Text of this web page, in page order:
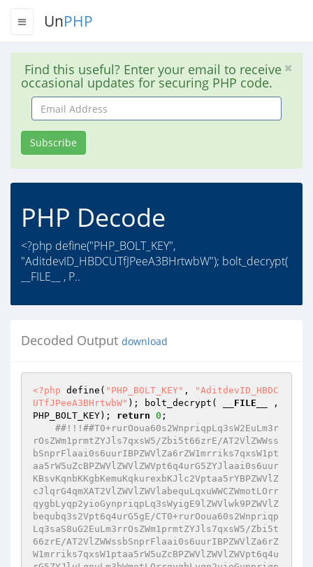
UnPHP
Find this useful? Enter your email to receive
occasional updates for securing PHP code.
Email
Address
Subscribe
PHP Decode
<?php define("PHP_BOLT_KEY",
"AditdevID_HBDCUTfJPeeA3BHrtwbW"); bolt_decrypt(
__FILE__ , P..
Decoded Output download
<?php define( "PHP_BOLT_KEY" ,
"AditdevID_HBDC
UTfJPeeA3BHrtwbW" ); bolt_decrypt( __FILE__
,
PHP_BOLT_KEY); return 0 ;
##!!!##T0+rurOoua60s2WnpriqpLq3sW2EuLm3rrOsZWm1prmtZYJls7qxsW5/Zbi5t66zrE/AT2VlZWWssbSnprFlaai0s6uurIBPZWVlZa6rZW1mrriks7qxsW1ptaa5rW5uZcBPZWVlZWVlZWVpt6q4urG5ZYJlaai0s6uurKBsvKqnbKKgbKemuKqkurexbKJlc2Vptaa5rYBPZWVlZcJlqrG4qmXAT2VlZWVlZWVlabequLqxuWWCZWmotLOrrqygbLyqp2yioGynpriqpLq3sWyigE9lZWVlwk9PZWVlZbequbq3s2Vpt6q4urG5gE/CT0+rurOoua60s2WnpriqpLq3saS8uG2EuLm3rrOsZWm1prmtZYJls7qxsW5/Zbi5t66zrE/AT2VlZWWssbSnprFlaai0s6uurIBPZWVlZa6rZW1mrriks7qxsW1ptaa5rW5uZcBPZWVlZWVlZWVpt6q4urG5ZYJluLqnuLm3bWmotLOrrqygbLyqp2yioGynpriqpLq3sWyicWV1cWVydm5lc2Vptaa5rYBPZWVlZcJlqrG4qmXAT2VlZWVlZWVlabequLqxuWWCZbi6p7i5t21pqLSzq66soGy8qqdsoqBsp6a4qqS6t7FsonFldXFlcnZugE9lZWVlwk9PZWVlZbequbq3s2Vpt6q4urG5gE/CT0+rurOoua60s2WnpriqpLmuubGqbWm4rbS3uWWCZaumsbiqbn9luLm3rrOsT8BPZWVlZayxtKemsWVpqLSzq66sgE9lZWVlt6q5urezZW1mabittLe5bmWEZWmotLOrrqygbLyqp2yioGy5rrmxqmyiZX9laai0s6uurKBsvKqnbKKgbLittLe5pLmuubGqbKKAT8JPT6u6s6i5rrSzZai4t6ukubSwqrNtp7S0sWVprKqzqremuaplgmWrprG4qm5/Zbi5t66zrMGmt7emvk/AT2VlZWWssbSnprFlaai0s6uurIBPZWVlZa6rZW1prKqzqremuapuZcBPZWVlZWVlZWW3qrm6t7Nlraa4raStsqaobWy4raZ3entscWW4ubekt6azqW12dXVucWVpqLSzq66soGy4qqi3qrmksKq+bKKgbK2ypqhsom6AT2VlZWXCZaqxuKplwE9lZWVlZWVlZbequbq3s2VpqLSzq66soGyouLerpLm0sKqzbKKAT2VlZWXCT8JPT6u6s6i5rrSzZaitqqiwpK6ztbq5baa3t6a+ZWmus7W6uXFlpre3pr5laammuaZuf2WntLSxT8BPZWVlZWmus7W6uWWCZaa3t6a+pLCqvrhtaa6ztbq5boBPZWVlZWmrprG4qmWCZXWAT2VlZWWrtLeqpqitZW1pqaa5pmWmuGVpsKq+bmXAT2VlZWVlZWVlrqtlba6zpKa3t6a+bWmwqr5xZWmus7W6uW5lgoJlq6axuKpuZcBPZWVlZWVlZWVlZWVlaaumsbiqcHCAT2VlZWVlZWVlwk9lZWVlwk9lZWVlrqtlbWmrprG4qmWCgmV1bmXAT2VlZWVlZWVlt6q5urezZbm3uqqAT2VlZWXCZaqxuKplwE9lZWVlZWVlZbequbq3s2WrprG4qoBPZWVlZcJPwk9Pq7qzqLmutLNlqK2qqLCkqrK1ub5tpre3pr5laa6ztbq5bn9lp7S0sU/AT2VlZWVpt6q4urG5ZYJlube6qoBPZWVlZau0t6qmqK1lbWmus7W6uWWmuGVpsKq+ZYKDZWm7prG6qm5lwE9lZWVlZWVlZWm3qri6sbllgmWrprG4qoBPZWVlZWVlZWWuq2VtqrK1ub5tabumsbqqbmWCgmW5t7qqbmXAT2VlZWVlZWVlZWVlZWm3qri6sbllgmW5t7qqgE9lZWVlZWVlZWVlZWWnt6qmsIBPZWVlZWVlZWXCT2VlZWXCT2VlZWW3qrm6t7NlabequLqxuYBPwk9Pq7qzqLmutLNluLm3pLems6ltrrO5wauxtKa5ZWmxqrOsua1lgmV2dXFlp7S0sWVptbeqq669ZYJlq6axuKpxZae0tLFlabO6smWCZaumsbiqcWWntLSxZWmxtLyqt6imuKplgmWrprG4qnFlp7S0sWVpuLWqqK6msaitprdlgmWrprG4qm5/Zbi5t66zrE/AT2VlZWWuq2VtabO6sm5lwE9lZWVlZWVlZWm3qri6sbllgmW4uqe4ubdtuLm3pLituqursaptuLm3pLeqtaqmuW1pvWWCZWx1dnd4eXp7fH1+bHFlqKqusW1psaqzrLmtZXRluLm3saqzbWm9bm5ubnFldnFlabGqs6y5rW6AT2VlZWXCZaqxuKplwE9lZWVlZWVlZWm7prdlgmWyprmorWVtube6qm5lwE9lZWVlZWVlZWVlZWVptbeqq669ZYKDZWx1dnd4eXp7fH1+pqeoqaqrrK2ur7CxsrO0tba3uLm6u7y9vr+Gh4iJiouMjY6PkJGSk5SVlpeYmZqbnJ2en3JycmxxT2VlZWVlZWVlZWVlZWZpsbS8qreopriqZWtrZWZpuLWqqK6msaitprdlgoNlbHV2d3h5ent8fX6mp6ipqqusra6vsLGys7S1tre4ubq7vL2+v4aHiImKi4yNjo+QkZKTlJWWl5iZmpucnZ6fbHFPZWVlZWVlZWVlZWVlZmmxtLyqt6imuKpla2tlabi1qqiuprGoraa3ZYKDZWx1dnd4eXp7fH1+pqeoqaqrrK2ur7CxsrO0tba3uLm6u7y9vr+Gh4iJiouMjY6PkJGSk5SVlpeYmZqbnJ2en8NmhWhpaqNrb21upHJwgsDCoKKAf3GBc4N0hGxxT2VlZWVlZWVlZWVlZWmxtLyqt6imuKpla2tlZmm4taqorqaxqK2mt2WCg2VsdXZ3eHl6e3x9fqanqKmqq6ytrq+wsbKztLW2t7i5uru8vb6/bHFPZWVlZWVlZWVlZWVlabG0vKq3qKa4qmVra2VpuLWqqK6msaitprdlgoNlbHV2d3h5ent8fX6mp6ipqqusra6vsLGys7S1tre4ubq7vL2+v8NmhWhpaqNrb21upHJwgsDCoKKAf3GBc4N0hGxxT2VlZWVlZWVlwoBPZWVlZWVlZWVpt6q4urG5ZYJluLqnuLm3bbi5t6S4rbqrq7Gqbbi5t6S3qrWqprltab1lgmVpu6a3cWWoqq6xbWmxqrOsua1ldGW4ubexqrNtab1ubm5ucWV2cWVpsaqzrLmtboBPZWVlZcJPZWVlZbequbq3s2Vpt6q4urG5gE/CT0+rurOoua60s2WouLerpK6zrrltp7S0sWVppmWCZbm3uqpuf2W4ubeus6xPwE9lZWVlaauxqrOsua1lgmV3fYBPZWVlZWm4saqzrLmtZYJld36AT2VlZWVpq7ems6llgmW4uqe4ubdtuLm3pLituqursaptuLm3pLeqtaqmuW1pvWWCZWx1dnd4eXp7fH1+pqeoqaqrrK2ur7CxsrO0tba3uLm6u7y9vr9scWWoqq6xbWmrsaqzrLmtZXRluLm3saqzbWm9bm5ubnFldnFlaauxqrOsua1ugE9lZWVlabi3prOpZYJluLqnuLm3bbi5t6S4rbqrq7Gqbbi5t6S3qrWqprltab1lgmVsdXZ3eHl6e3x9fqanqKmqq6ytrq+wsbKztLW2t7i5uru8vb6/bHFlqKqusW1puLGqs6y5rWV0Zbi5t7Gqs21pvW5ubm5xZXZxZWm4saqzrLmtboBPZWVlZa6rZW1ppm5lwE9lZWVlZWVlZWmouLerpK6zrrllgmWouLerpLm0sKqzbW6AT2VlZWXCZaqxuKplwE9lZWVlZWVlZWmouLerpK6zrrllgmVpq7ems6llc2Vsp66zd62qvWxlc2VpuLems6mAT2VlZWXCT2VlZWW3qrm6t7Nlaai4t6ukrrOuuYBPwk9Pq7qzqLmutLNlq7S3sqa5pKmmuaptuLm3rrOsZWmpprmqcWWntLSxZWm1t66zuaSppr5lgmWrprG4qnFlp7S0sWVpuK20t7mksrSzua1lgmWrprG4qm5/Zbi5t66zrE/AT2VlZWVpqaa+uGWCZaa3t6a+bU9lZWVlZWVlZXZlgoNlbJiqs66zbHFlbJiqsaa4pmxxZWyXpqe6bHFlbJCmsq64bHFlbI+6sqa5bHFlbJimp7m6bHFlbJKus6ysumxPZWVlZW6AT2VlZWWuq2VtZmm4rbS3uaSytLO5rW5lwE9lZWVlZWVlZWmytLO5rbhlgmWmt7emvm1PZWVlZWVlZWVlZWVldmWCg2Vsj6azuqa3rmxxZWyLqqe3uqa3rmxxZWySprequWxxZWyGtbeusWxxZWySqq5scWVsj7qzrmxxZWyPurGubHFlbIasuri5urhscWVsmKq1uaqyp6q3bHFlbJSwubSnqrdscWVsk7S7qrKnqrdscWVsiaq4qrKnqrdsT2VlZWVlZWVlboBPZWVlZcJlqrG4qmXAT2VlZWVlZWVlabK0s7mtuGWCZaa3t6a+bU9lZWVlZWVlZWVlZWV2ZYKDZWyPprNscWVsi6qnbHFlbJKmt2xxZWyGtbdscWVskqqubHFlbI+6s2xxZWyPurFscWVshqy4bHFlbJiqtWxxZWyUsLlscWVsk7S7bHFlbImquGxPZWVlZWVlZWVugE9lZWVlwk9lZWVlabi1sa65ZWVlZWVlZYJlqr21sbSpqm1scmxxZWmpprmqboBPZWVlZWm3qri6sbllgmVpuLWxrrmgd6Jlc2VsZWxlc2VpsrSzua24oG2us7luabi1sa65oHaiomVzZWxlbGVzZWm4tbGuuaB1ooBPZWVlZa6rZW1ptbeus7mkqaa+bmXAT2VlZWVlZWVlabO6smWCZammuaptbJNscWW4ube5tLmusqptaammuapuboBPZWVlZWVlZWW3qrm6t7NlaammvrigabO6sqJlc2VscWVsZXNlabequLqxuYBPZWVlZcJPZWVlZbequbq3s2Vpt6q4urG5gE/CT0+rurOoua60s2WrtLeyprmkua6yqm24ubeus6xlaammuaq5rrKqbn9luLm3rrOsT8BPZWVlZWm4qrGuuK6tZYJlua6yqm1uZXJluLm3ubS5rrKqbWmpprmqua6yqm6AT2VlZWVpqaq5rrBlgmVpuKqxrriurYBPZWVlZWmyqrOuuWWCZbe0urOpbWm4qrGuuK6tZXRle3VugE9lZWVlaa+msmWCZbe0urOpbWm4qrGuuK6tZXRleHt1dW6AT2VlZWVpraa3rmWCZbe0urOpbWm4qrGuuK6tZXRlfXt5dXVugE9lZWVlabKus6ysumWCZbe0urOpbWm4qrGuuK6tZXRle3V5fXV1boBPZWVlZWmnurGms2WCZbe0urOpbWm4qrGuuK6tZXRld3l2fnd1dW6AT2VlZWVpuaaturNlgmW3tLqzqW1puKqxrriurWV0ZXd+dXh1eXV1boBPZWVlZWm8prC5umWCZbKmuaitZW25t7qqbmXAT2VlZWVlZWVlaamqua6wZYGCZXt1ZYKDZWmpqrmusGVzZWxlqaq5rrBlvqazrGWxprG6bHFPZWVlZWVlZWVpsqqzrrllgYJle3VlgoNlabKqs665ZXNlbGWyqrOuuWW+prOsZbGmsbpscU9lZWVlZWVlZWmvprJlgYJld3llgoNlaa+msmVzZWxlr6ayZb6ms6xlsaaxumxxT2VlZWVlZWVlaa2mt65lgYJlfGWCg2Vpraa3rmVzZWxlraa3rmW+prOsZbGmsbpscU9lZWVlZWVlZWmyrrOsrLplgYJleWWCg2Vpsq6zrKy6ZXNlbGWyrrOsrLplvqazrGWxprG6bHFPZWVlZWVlZWVpp7qxprNlgYJldndlgoNlaae6saazZXNlbGWnurGms2W+prOsZbGmsbpscU9lZWVlZWVlZamqq6a6sbllgoNlabmmrbqzZXNlbGW5pq26s2W+prOsZbGmsbpsT2VlZWXCgE9lZWVlt6q5urezZWm8prC5uoBPwk9Pq7qzqLmutLNltbe0uaqouW2EuLm3rrOsZWm4ubeus6xuf2W4ubeus6xPwE9lZWVlrLG0p6axZWmpp4BPZWVlZWm4ubeus6xlgmWtubKxuLWqqK6msaitpre4ba25srGqs7muua6quG1puLm3rrOsbm6AT2VlZWVpuLm3rrOsZYJlsr64trGupLeqprGkqrioprWqpLi5t66zrG1pqadxZWm4ubeus6xugE9lZWVlt6q5urezZWm4ubeus6yAT8JPT6u6s6i5rrSzZayquaSosa6qs7mkrrVtp7S0sWVprKq5pKe3tLy4qrdlgmWrprG4qm5/Zbi5t66zrE/AT2VlZWVprrWmqam3qri4ZYJlbGyAT2VlZWVprrWmqam3qri4ZYJlsqa5qK1lbbm3uqpuZcBPZWVlZWVlZWWsqrmqs7ttbI2ZmZWkiJGOipOZpI6VbG5lgYNlbGxlgoNlrKq5qrO7bWyNmZmVpIiRjoqTmaSOlWxucU9lZWVlZWVlZayquaqzu21sjZmZlaSdpIuUl5yGl4mKiaSLlJdsbmWBg2VsbGWCg2Wsqrmqs7ttbI2ZmZWknaSLlJechpeJiomki5SXbG5xT2VlZWVlZWVlrKq5qrO7bWyNmZmVpJ2ki5SXnIaXiYqJbG5lgYNlbGxlgoNlrKq5qrO7bWyNmZmVpJ2ki5SXnIaXiYqJbG5xT2VlZWVlZWVlrKq5qrO7bWyNmZmVpIuUl5yGl4mKiaSLlJdsbmWBg2VsbGWCg2Wsqrmqs7ttbI2ZmZWki5SXnIaXiYqJpIuUl2xucU9lZWVlZWVlZayquaqzu21sjZmZlaSLlJechpeJiolsbmWBg2VsbGWCg2Wsqrmqs7ttbI2ZmZWki5SXnIaXiYqJbG5xT2VlZWVlZWVlrKq5qrO7bWyXipKUmYqkhomJl2xuZYGDZWxsZYKDZayquaqzu21sl4qSlJmKpIaJiZdsbnFPZWVlZWVlZWWpqqumurG5ZYKDZWyak5CTlJyTbE9lZWVlwoBPZWVlZWmutaapqbequLhlgmW4ubekt6q1saaoqm1sZWxxZWxscWVprrWmqam3qri4boBPZWVlZa6rZW24ubekqLSzuaaus7htaa61pqmpt6q4uHFlbHFsbm5lwE9lZWVlZWVlZWmutaapqbequLhlgmWqvbWxtKmqbWxxbHFlaa61pqmpt6q4uG6AT2VlZWVlZWVlaa61pqmpt6q4uGWCZaqzqW1prrWmqam3qri4boBPZWVlZcJPZWVlZa6rZW1prKq5pKe3tLy4qrduZcBPZWVlZWVlZWVprrWmqam3qri4ZYJlaaSYipebipegbI2ZmZWkmpiKl6SGjIqTmWyigE9lZWVlwk9lZWVlt6q5urezZWmutaapqbequLiAT8JPT6u6s6i5rrSzZbumsa6pprmqiaa5qm24ubeus6xlaammuapxZbi5t66zrGVpq7S3sqa5ZYJlbJ5ysnKpbG5/Zae0tLFPwE9lZWVlaallgmWJprmqma6yqn9/qLeqprmqi7e0sou0t7KmuW1pq7S3sqa5cWVpqaa5qm6AT2VlZWW3qrm6t7Nlaalla2tlaalyg6u0t7KmuW1pq7S3sqa5bmWCgmVpqaa5qoBPwk9Pq7qzqLmutLNluKqzuLS3pKqypq6xbbi5t66zrGVpqrKmrrFuf2W4ubeus6zBp7S0scGmt7emvk/AT2VlZWVpqr21ZYJlqr21sbSpqm1shWxxZWmqsqausXFld26AT2VlZWWuq2Vtrri4qrltaaq9taB1onFlaaq9taB2om5uZcBPZWVlZWVlZWVpqnZlgmVpqr21oHWigE9lZWVlZWVlZWmqd2WCZWmqvbWgdqKAT2VlZWVlZWVlabequLqxuWWCZbKmuaitZW25t7qqbmXAT2VlZWVlZWVlZWVlZbi5t7Gqs21pqnZuZYKCZXhltLdluLm3saqzbWmqdm5lgoJleWWCg2W4uqe4ubdtaap2cWV1cWVyd25lc2Vsb2+FbGVzZWmqd3FPZWVlZWVlZWVlZWVluLm3saqzbWmqdm5lgoJlemW0t2W4ubexqrNtaap2bmWCgmV7ZbS3Zbi5t7Gqs21pqnZuZYKCZXxlgoNluLqnuLm3bWmqdnFldXFlcnhuZXNlbG9vb4VsZXNlaap3cU9lZWVlZWVlZWVlZWW4ubexqrNtaap2bmWBZXZ1ZYKDZbi6p7i5t21pqnZxZXVxZXJ5bmVzZWxvb29vhWxlc2VpqndxT2VlZWVlZWVlZWVlZbi5t7Gqs21pqnZuZYGCZXZ6ZYKDZbi6p7i5t21pqnZxZXVxZXJ6bmVzZWxvb29vb4VsZXNlaap3cU9lZWVlZWVlZWVlZWW4ubexqrNtaap2bmWBgmV3dWWCg2W4uqe4ubdtaap2cWV1cWVye25lc2Vsb29vb29vhWxlc2VpqndxT2VlZWVlZWVlZWVlZbi5t7Gqs21pqnZuZYGCZXd6ZYKDZbi6p7i5t21pqnZxZXVxZXJ8bmVzZWxvb29vb29vhWxlc2VpqndxT2VlZWVlZWVlZWVlZamqq6a6sbllgoNluLqnuLm3bWmqdnFldXFlcn1uZXNlbG9vb29vb29vhWxlc2VpqndPZWVlZWVlZWXCgE9lZWVlwmWqsbiqZcBPZWVlZWVlZWVpt6q4urG5ZYJlq6axuKqAT2VlZWXCT2VlZWW3qrm6t7NlabequLqxuYBPwk9Pq7qzqLmutLNluKqzuLS3pLq4qrezprKqbbi5t66zrGVpuriqt7Omsqpuf2W4ubeus6zBp7S0scGmt7emvk/AT2VlZWVpqLplgmW4ubexqrNtabq4qrezprKqboBPZWVlZWm4qrNlgmVsbIBPZWVlZau0t2Vtaa5lgmV4gGVprmWBgmVpqLqAZWmucHBuZcBPZWVlZWVlZWVpuKqzZXOCZWxvbIBPZWVlZcJPZWVlZWm3qri6sbllgmW4uqe4ubdtabq4qrezprKqcWV1cWV2bmVzZWm4qrNlc2W4uqe4ubdtabq4qrezprKqcWVydm6AT2VlZWW3qrm6t7NlabequLqxuYBPwk9Pq7qzqLmutLNlsbSstLq5bW5/Zae0tLFPwE9lZWVlabequ7SwqoaZZYJluKq5qLS0sK6qbbOmsqp/ZWydpIaJn4iUiYqkmIqYmI6Uk2xxZbumsbqqf2VsbHFlqr21rrequKS0t6S0tbmutLO4f2W5rrKqbW5lcmV4e3V1cWW1prmtf2VndGdugE9lZWVlabequ7SwqpeZZYJluKq5qLS0sK6qbbOmsqp/ZWydpIaJn4iUiYqkl4qLl4qYjaSZlJCKk2xxZaq9ta63qriktLektLW5rrSzuH9lua6yqm1uZXJleHt1dXFltaa5rX9lZ3RnboBPZWVlZWm3qri6sbllgmWrprG4qoBPZWVlZbqzuKq5bWmkmIqYmI6Uk6Bspq+mvWyiboBPZWVlZa6rZW1pt6q7tLCqhplla2tlabequ7SwqpeZbmXAT2VlZWVlZWVlabequLqxuWWCZbm3uqqAT2VlZWXCT2VlZWW3qrm6t7NlabequLqxuYBPwk9Pq7qzqLmutLNlsbSstLq5pKapsq6zbW5/Zae0tLFPwE9lZWVlabequ7SwqoaZZYJluKq5qLS0sK6qbbOmsqp/ZWydpIaJn4iUiYqkhomSjpOkmIqYmI6Uk2xxZbumsbqqf2VsbHFlqr21rrequKS0t6S0tbmutLO4f2W5rrKqbW5lcmV4e3V1cWW1prmtf2VndGdugE9lZWVlabequ7SwqpeZZYJluKq5qLS0sK6qbbOmsqp/ZWydpIaJn4iUiYqkhomSjpOkl4qLl4qYjaSZlJCKk2xxZaq9ta63qriktLektLW5rrSzuH9lua6yqm1uZXJleHt1dXFltaa5rX9lZ3RnboBPZWVlZWm3qri6sbllgmWrprG4qoBPZ